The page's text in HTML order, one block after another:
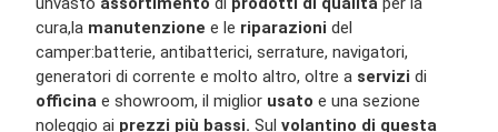
cura,la manutenzione e le riparazioni del
camper:batterie, antibatterici, serrature, navigatori,
generatori di corrente e molto altro, oltre a servizi di
officina e showroom, il miglior usato e una sezione
noleggio ai prezzi più bassi. Sul volantino di questa